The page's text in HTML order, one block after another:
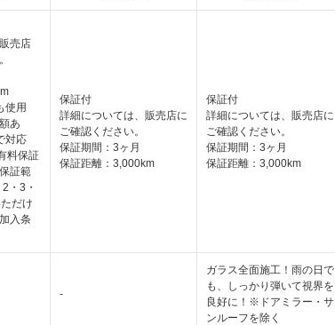
売店
使用
あ
対応
料保証
証範
・3・
だけ
入条
保証付
詳細については、販売店に
ご確認ください。
保証期間：3ヶ月
保証距離：3,000km
保証付
詳細については、販売店に
ご確認ください。
保証期間：3ヶ月
保証距離：3,000km
-
ガラス全面施工！雨の日で
も、しっかり弾いて視界を
良好に！※ドアミラー・サ
ンルーフを除く